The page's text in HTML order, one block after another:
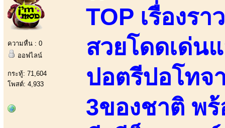
ความหื่น : 0
ออฟไลน์
กระทู้: 71,604
โพสต์: 4,933
TOP เรื่องร
สวยโดดเด่น
ปอตรีปอโทจ
3ของชาติ พ